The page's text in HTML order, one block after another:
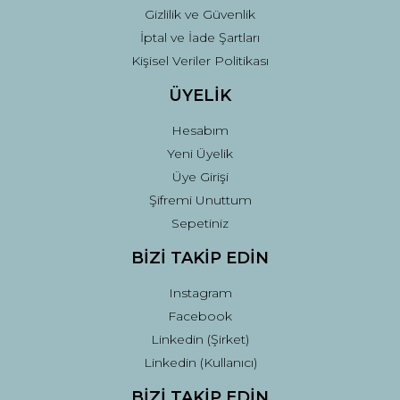
Gizlilik ve Güvenlik
İptal ve İade Şartları
Kişisel Veriler Politikası
ÜYELİK
Hesabım
Yeni Üyelik
Üye Girişi
Şifremi Unuttum
Sepetiniz
BİZİ TAKİP EDİN
Instagram
Facebook
Linkedin (Şirket)
Linkedin (Kullanıcı)